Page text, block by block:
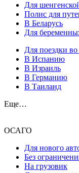
Для
Полис для
В Беларусь
Для
Для поездки
В Испанию
В Израиль
В Германию
В Таиланд
Еще…
ОСАГО
Для нового
Без
На грузовик